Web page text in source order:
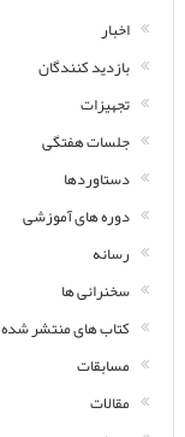
اخبار
بازدید کنندگان
تجهیزات
جلسات هفتگی
دستاوردها
دوره های آموزشی
رسانه
سخنرانی ها
کتاب های منتشر شده
مسابقات
مقالات